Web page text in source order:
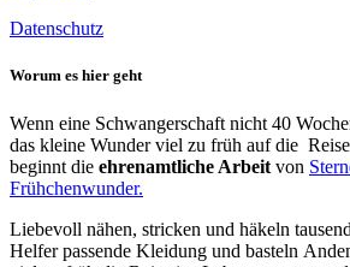
Datenschutz
Worum es hier geht
Wenn eine Schwangerschaft nicht 40
das kleine Wunder viel zu früh auf die
beginnt die ehrenamtliche Arbeit von
Frühchenwunder.
Liebevoll nähen, stricken und häkeln
Helfer passende Kleidung und basteln